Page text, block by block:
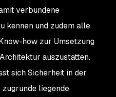
verbundene
kennen und zudem alle
how zur Umsetzung
auszustatten.
sich Sicherheit in der
liegende